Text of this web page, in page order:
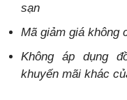
sạn
Mã giảm giá không
Không áp dụng
khuyến mãi khác